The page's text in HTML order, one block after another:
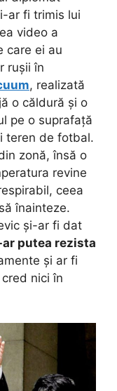
ar fi trimis lui
video a
care ei au
rușii în
, realizată
o căldură și o
pe o suprafață
teren de fotbal.
zonă, însă o
revine
ceea
înainteze.
și-ar fi dat
putea rezista
și ar fi
nici în